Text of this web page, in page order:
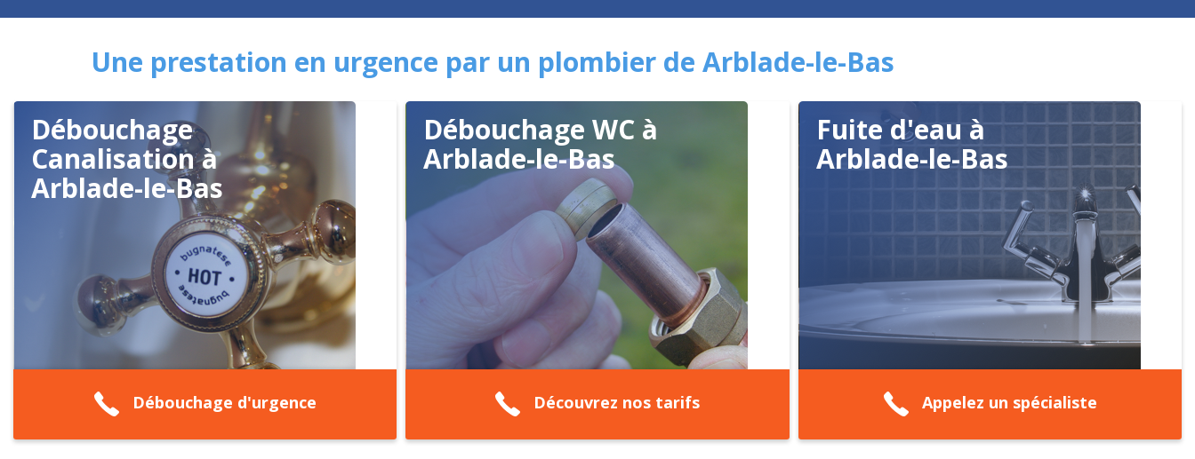
Une prestation en urgence par un plombier de Arblade-le-Bas
Débouchage
Canalisation à
Arblade-le-Bas
Débouchage d'urgence
Débouchage WC à
Arblade-le-Bas
Découvrez nos tarifs
Fuite d'eau à
Arblade-le-Bas
Appelez un spécialiste